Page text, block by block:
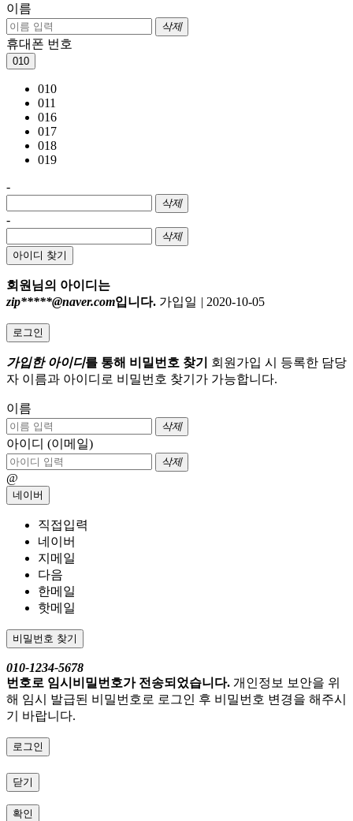
이름
삭제
휴대폰 번호
010
010
011
016
017
018
019
-
삭제
-
삭제
아이디 찾기
회원님의 아이디는
zip*****@naver.com입니다. 가입일 | 2020-10-05
로그인
가입한 아이디를 통해 비밀번호 찾기
회원가입 시 등록한 담당
자 이름과 아이디로 비밀번호 찾기가 가능합니다.
이름
삭제
아이디 (이메일)
삭제
@
네이버
직접입력
네이버
지메일
다음
한메일
핫메일
비밀번호 찾기
010-1234-5678
번호로 임시비밀번호가 전송되었습니다. 개인정보 보안을 위
해 임시 발급된 비밀번호로 로그인 후 비밀번호 변경을 해주시
기 바랍니다.
로그인
닫기
확인